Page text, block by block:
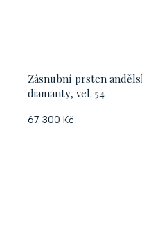
Zásnubní prsten
diamanty, vel. 54
67 300 Kč